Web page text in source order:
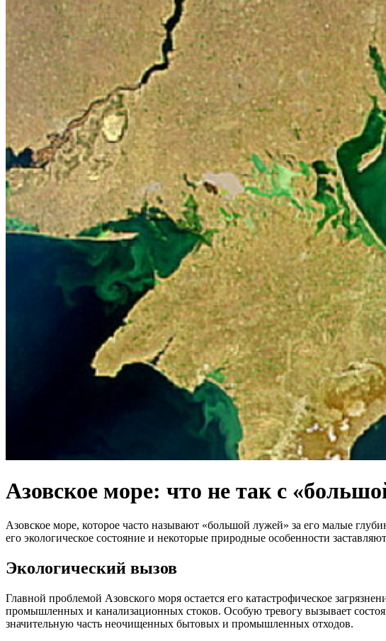
Азовское море: что не так с
Азовское море, которое часто называют «большой лужей» за его малые
его экологическое состояние и некоторые природные особенности
Экологический вызов
Главной проблемой Азовского моря остается его катастрофическое
промышленных и канализационных стоков. Особую тревогу вызывает
значительную часть неочищенных бытовых и промышленных отходов.